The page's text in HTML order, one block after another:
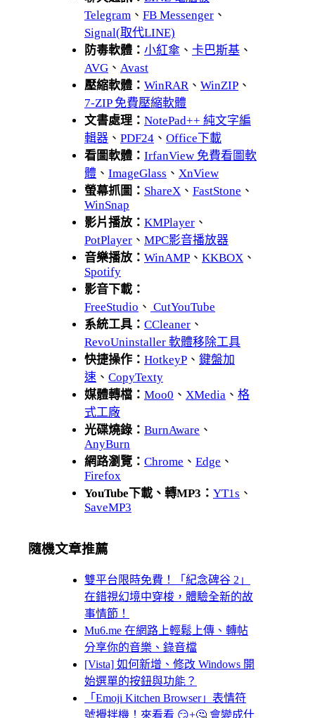
Telegram 、 FB Messenger 、
Signal(取代LINE)
防毒軟體： 小紅傘 、 卡巴斯基 、
AVG 、 Avast
壓縮軟體： WinRAR 、 WinZIP 、
7-ZIP 免費壓縮軟體
文書處理： NotePad++ 純文字編
輯器 、 PDF24 、 Office下載
看圖軟體： IrfanView 免費看圖軟
體 、 ImageGlass 、 XnView
螢幕抓圖： ShareX 、 FastStone 、
WinSnap
影片播放： KMPlayer 、
PotPlayer 、 MPC影音播放器
音樂播放： WinAMP 、 KKBOX 、
Spotify
影音下載：
FreeStudio 、 CutYouTube
系統工具： CCleaner 、
RevoUninstaller 軟體移除工具
快捷操作： HotkeyP 、 鍵盤加
速 、 CopyTexty
媒體轉檔： Moo0 、 XMedia 、 格
式工廠
光碟燒錄： BurnAware 、
AnyBurn
網路瀏覽： Chrome 、 Edge 、
Firefox
YouTube下載、轉MP3： YT1s 、
SaveMP3
隨機文章推薦
雙平台限時免費！「紀念碑谷 2」
在錯視幻境中穿梭，體驗全新的故
事情節！
Mu6.me 在網路上輕鬆上傳、轉帖
分享你的音樂、錄音檔
[Vista] 如何新增、修改 Windows 開
始選單的按鈕與功能？
「Emoji Kitchen Browser」表情符
號攪拌機！來看看 😏+🤔 會變成什